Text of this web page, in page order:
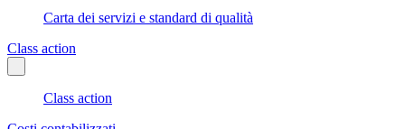
Carta dei servizi e standard di qualità
Class action
Class action